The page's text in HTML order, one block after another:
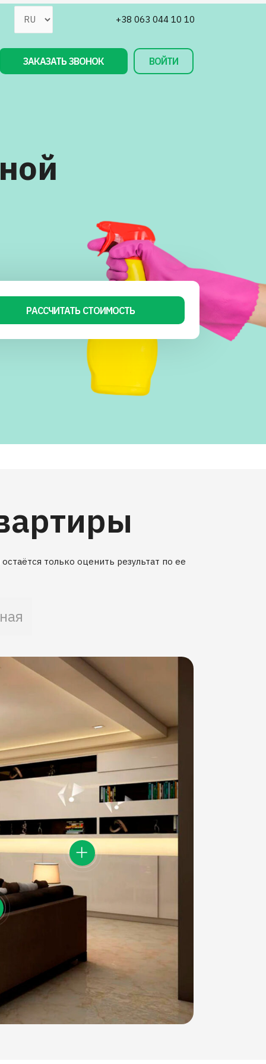
+38 063 044 10 10
ЗАКАЗАТЬ ЗВОНОК ВОЙТИ
РАССЧИТАТЬ СТОИМОСТЬ
только оценить результат по ее